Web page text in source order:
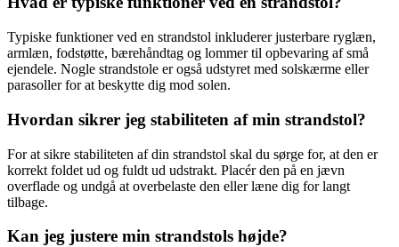
Typiske funktioner ved en strandstol inkluderer justerbare ryglæn,
armlæn, fodstøtte, bærehåndtag og lommer til opbevaring af små
ejendele. Nogle strandstole er også udstyret med solskærme eller
parasoller for at beskytte dig mod solen.
Hvordan sikrer jeg stabiliteten af min strandstol?
For at sikre stabiliteten af din strandstol skal du sørge for, at den er
korrekt foldet ud og fuldt ud udstrakt. Placér den på en jævn
overflade og undgå at overbelaste den eller læne dig for langt
tilbage.
Kan jeg justere min strandstols højde?